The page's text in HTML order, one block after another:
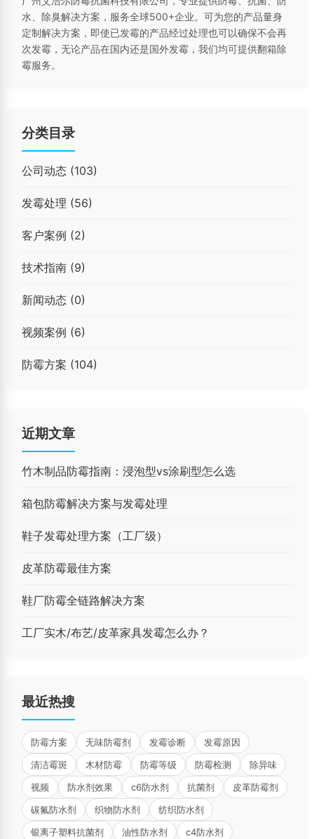
水、除臭解决方案，服务全球500+企业。可为您的产品量身
定制解决方案，即使已发霉的产品经过处理也可以确保不会再
次发霉，无论产品在国内还是国外发霉，我们均可提供翻箱除
霉服务。
分类目录
公司动态 (103)
发霉处理 (56)
客户案例 (2)
技术指南 (9)
新闻动态 (0)
视频案例 (6)
防霉方案 (104)
近期文章
竹木制品防霉指南：浸泡型vs涂刷型怎么选
箱包防霉解决方案与发霉处理
鞋子发霉处理方案（工厂级）
皮革防霉最佳方案
鞋厂防霉全链路解决方案
工厂实木/布艺/皮革家具发霉怎么办？
最近热搜
防霉方案 无味防霉剂 发霉诊断
发霉原因
清洁霉斑
木材防霉 防霉等级 防霉检测
除异味
视频
防水剂效果 c6防水剂 抗菌剂
皮革防霉剂
碳氟防水剂
织物防水剂
纺织防水剂
银离子塑料抗菌剂
油性防水剂 c4防水剂